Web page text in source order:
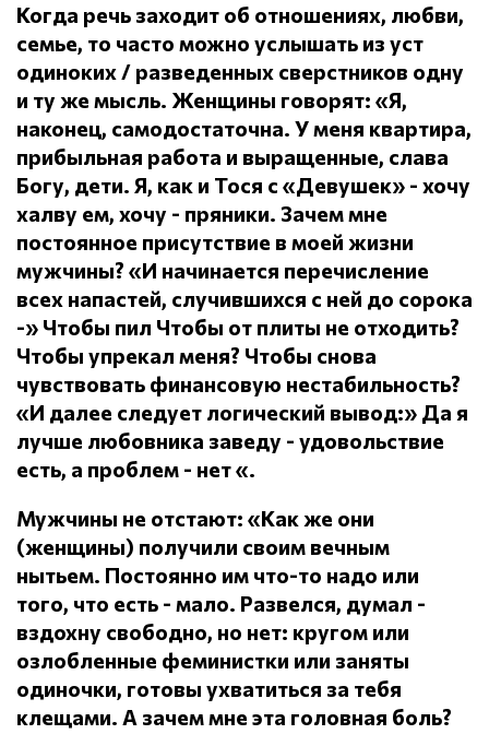
Когда речь заходит об отношениях, любви,
семье, то часто можно услышать из уст
одиноких / разведенных сверстников одну
и ту же мысль. Женщины говорят: «Я,
наконец, самодостаточна. У меня квартира,
прибыльная работа и выращенные, слава
Богу, дети. Я, как и Тося с «Девушек» - хочу
халву ем, хочу - пряники. Зачем мне
постоянное присутствие в моей жизни
мужчины? «И начинается перечисление
всех напастей, случившихся с ней до сорока
-» Чтобы пил Чтобы от плиты не отходить?
Чтобы упрекал меня? Чтобы снова
чувствовать финансовую нестабильность?
«И далее следует логический вывод:» Да я
лучше любовника заведу - удовольствие
есть, а проблем - нет «.
Мужчины не отстают: «Как же они
(женщины) получили своим вечным
нытьем. Постоянно им что-то надо или
того, что есть - мало. Развелся, думал -
вздохну свободно, но нет: кругом или
озлобленные феминистки или заняты
одиночки, готовы ухватиться за тебя
клещами. А зачем мне эта головная боль?